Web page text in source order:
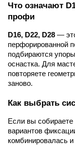
Что означают
профи
D16, D22, D28 —
перфорированной
подбираются
оснастка. Для
повторяете
заново.
Как выбрать
Если вы собираете
вариантов
комбинировалась